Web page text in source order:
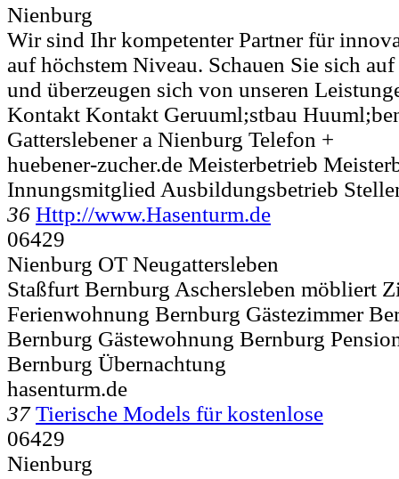
Nienburg
Wir sind Ihr kompetenter Partner für
auf höchstem Niveau. Schauen Sie sich
und überzeugen sich von unseren
Kontakt Kontakt Geruuml;stbau
Gatterslebener a Nienburg Telefon +
huebener-zucher.de Meisterbetrieb
Innungsmitglied Ausbildungsbetrieb
36 Http://www.Hasenturm.de
06429
Nienburg OT Neugattersleben
Staßfurt Bernburg Aschersleben möbliert
Ferienwohnung Bernburg Gästezimmer
Bernburg Gästewohnung Bernburg
Bernburg Übernachtung
hasenturm.de
37 Tierische Models für kostenlose
06429
Nienburg